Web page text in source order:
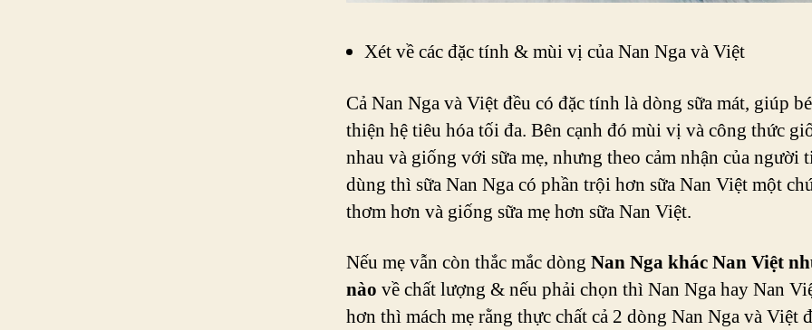
Xét về các đặc tính & mùi vị của Nan Nga và Việt
Cả Nan Nga và Việt đều có đặc tính là dòng sữa mát, giúp
thiện hệ tiêu hóa tối đa. Bên cạnh đó mùi vị và công thức
nhau và giống với sữa mẹ, nhưng theo cảm nhận của người
dùng thì sữa Nan Nga có phần trội hơn sữa Nan Việt một
thơm hơn và giống sữa mẹ hơn sữa Nan Việt.
Nếu mẹ vẫn còn thắc mắc dòng Nan Nga khác Nan Việt
nào về chất lượng & nếu phải chọn thì Nan Nga hay Nan
hơn thì mách mẹ rằng thực chất cả 2 dòng Nan Nga và Việt